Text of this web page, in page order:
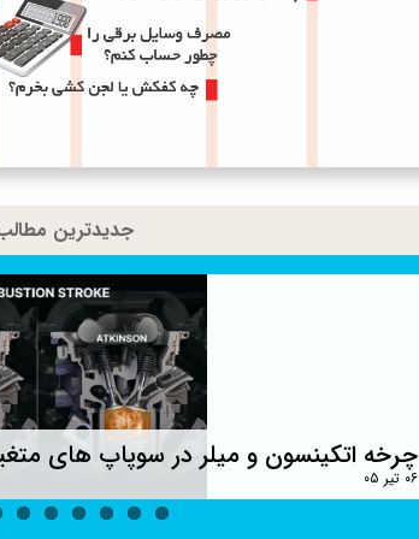
جدیدترین
چرخه اتکینسون و میلر در سوپاپ های
۰۶ تیر ۰۵